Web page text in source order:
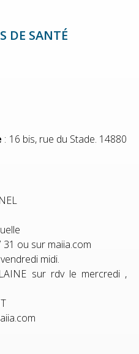
DE SANTÉ
: 16 bis, rue du Stade. 14880
ou sur maiia.com
midi.
sur rdv le mercredi ,